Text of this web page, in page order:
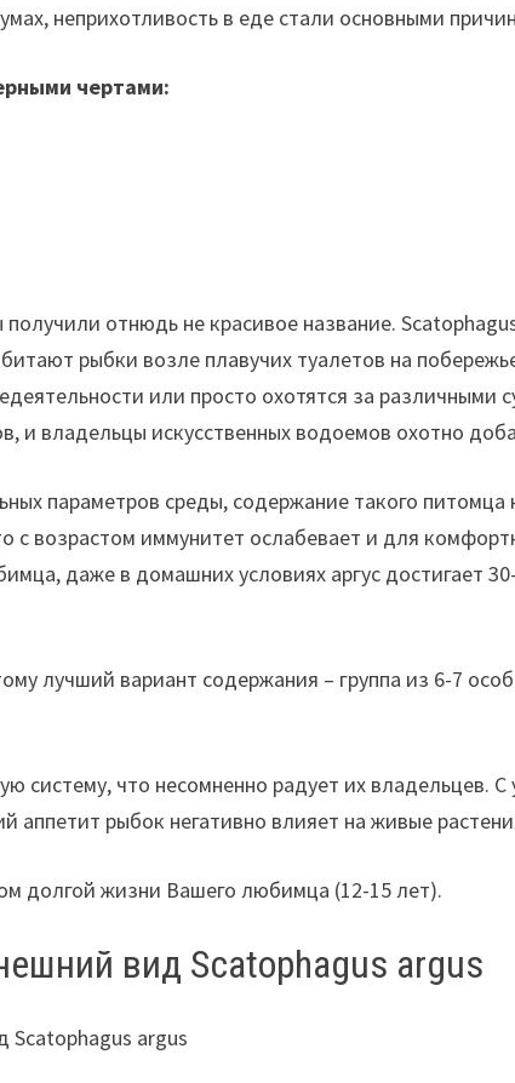
неприхотливость в еде стали основными
чертами:
отнюдь не красивое название.
рыбки возле плавучих туалетов на
или просто охотятся за
и владельцы искусственных водоемов охотно
параметров среды, содержание такого
с возрастом иммунитет ослабевает и для
даже в домашних условиях аргус достигает
лучший вариант содержания – группа из 6-7
что несомненно радует их владельцев.
аппетит рыбок негативно влияет на живые
долгой жизни Вашего любимца (12-15 лет).
вид Scatophagus argus